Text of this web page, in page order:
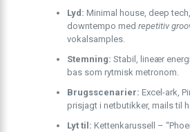
Lyd: Minimal house, deep
downtempo med repetitiv
vokalsamples.
Stemning: Stabil, lineær
bas som rytmisk metronom.
Brugsscenarier: Excel-ark,
prisjagt i netbutikker, mails til
Lyt til: Kettenkarussell –